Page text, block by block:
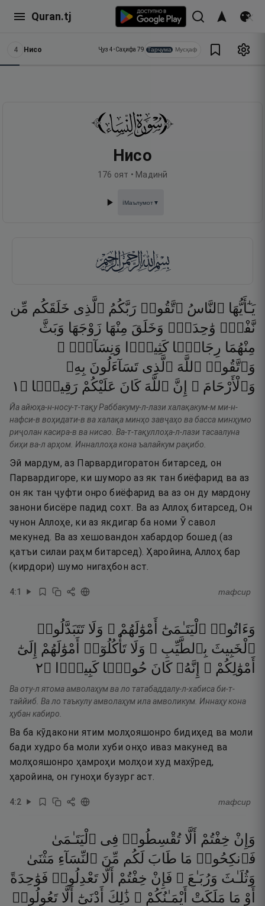
Quran.tj
4 Нисо Ҷуз 4•Саҳифа 79 Тарҷума Мусҳаф
Нисо
176 оят • Мадинӣ
ℹ️Маълумот▼
يَـٰٓأَيُّهَا ٱلنَّاسُ ٱتَّقُوا۟ رَبَّكُمُ ٱلَّذِى خَلَقَكُم مِّن
نَّفْسٍۢ وَٰحِدَةٍۢ وَخَلَقَ مِنْهَا زَوْجَهَا وَبَثَّ
مِنْهُمَا رِجَالًۭا كَثِيرًۭا
وَنِسَآءًۭ ۚ
وَٱتَّقُوا۟ ٱللَّهَ ٱلَّذِى تَسَآءَلُونَ بِهِۦ
وَٱلْأَرْحَامَ ۚ
إِنَّ ٱللَّهَ كَانَ عَلَيْكُمْ رَقِيبًۭا ۝ ١
Йа айюҳа-н-носу-т-тақу Раббакуму-л-лази халақакум-м ми-н-
нафси-в воҳидати-в ва халақа минҳо завҷаҳо ва басса минҳумо
риҷолан касира-в ва нисао. Ва-т-тақуллоҳа-л-лази тасаалуна
биҳи ва-л арҳом. Инналлоҳа кона ъалайкум рақибо.
Эй мардум, аз Парвардигоратон битарсед, он
Парвардигоре, ки шуморо аз як тан биёфарид ва аз
он як тан ҷуфти онро биёфарид ва аз он ду мардону
занони бисёре падид сохт. Ва аз Аллоҳ битарсед, Он
чунон Аллоҳе, ки аз якдигар ба номи Ӯ савол
мекунед. Ва аз хешовандон хабардор бошед (аз
қатъи силаи раҳм битарсед). Ҳаройина, Аллоҳ бар
(кирдори) шумо нигаҳбон аст.
4:1 тафсир
وَءَاتُوا۟ ٱلْيَتَـٰمَىٰٓ أَمْوَٰلَهُمْ ۖ وَلَا تَتَبَدَّلُوا۟
ٱلْخَبِيثَ بِٱلطَّيِّبِ ۖ وَلَا تَأْكُلُوٓا۟ أَمْوَٰلَهُمْ
إِلَىٰٓ
أَمْوَٰلِكُمْ ۚ إِنَّهُۥ كَانَ حُوبًۭا كَبِيرًۭا ۝٢
Ва оту-л ятома амволаҳум ва ло татабаддалу-л-хабиса би-т-
таййиб. Ва ло таъкулу амволаҳум ила амволикум. Иннаҳу кона
ҳубан кабиро.
Ва ба кӯдакони ятим молҳояшонро бидиҳед ва моли
бади худро ба моли хуби онҳо иваз макунед ва
молҳояшонро ҳамроҳи молҳои худ махӯред,
ҳаройина, он гуноҳи бузург аст.
4:2 тафсир
وَإِنْ خِفْتُمْ أَلَّا تُقْسِطُوا۟ فِى ٱلْيَتَـٰمَىٰ
فَٱنكِحُوا۟ مَا طَابَ لَكُم مِّنَ ٱلنِّسَآءِ مَثْنَىٰ
وَثُلَـٰثَ وَرُبَـٰعَ ۖ فَإِنْ خِفْتُمْ أَلَّا تَعْدِلُوا۟ فَوَٰحِدَةً
أَوْ مَا مَلَكَتْ أَيْمَـٰنُكُمْ ۚ ذَٰلِكَ أَدْنَىٰٓ أَلَّا تَعُولُوا۟